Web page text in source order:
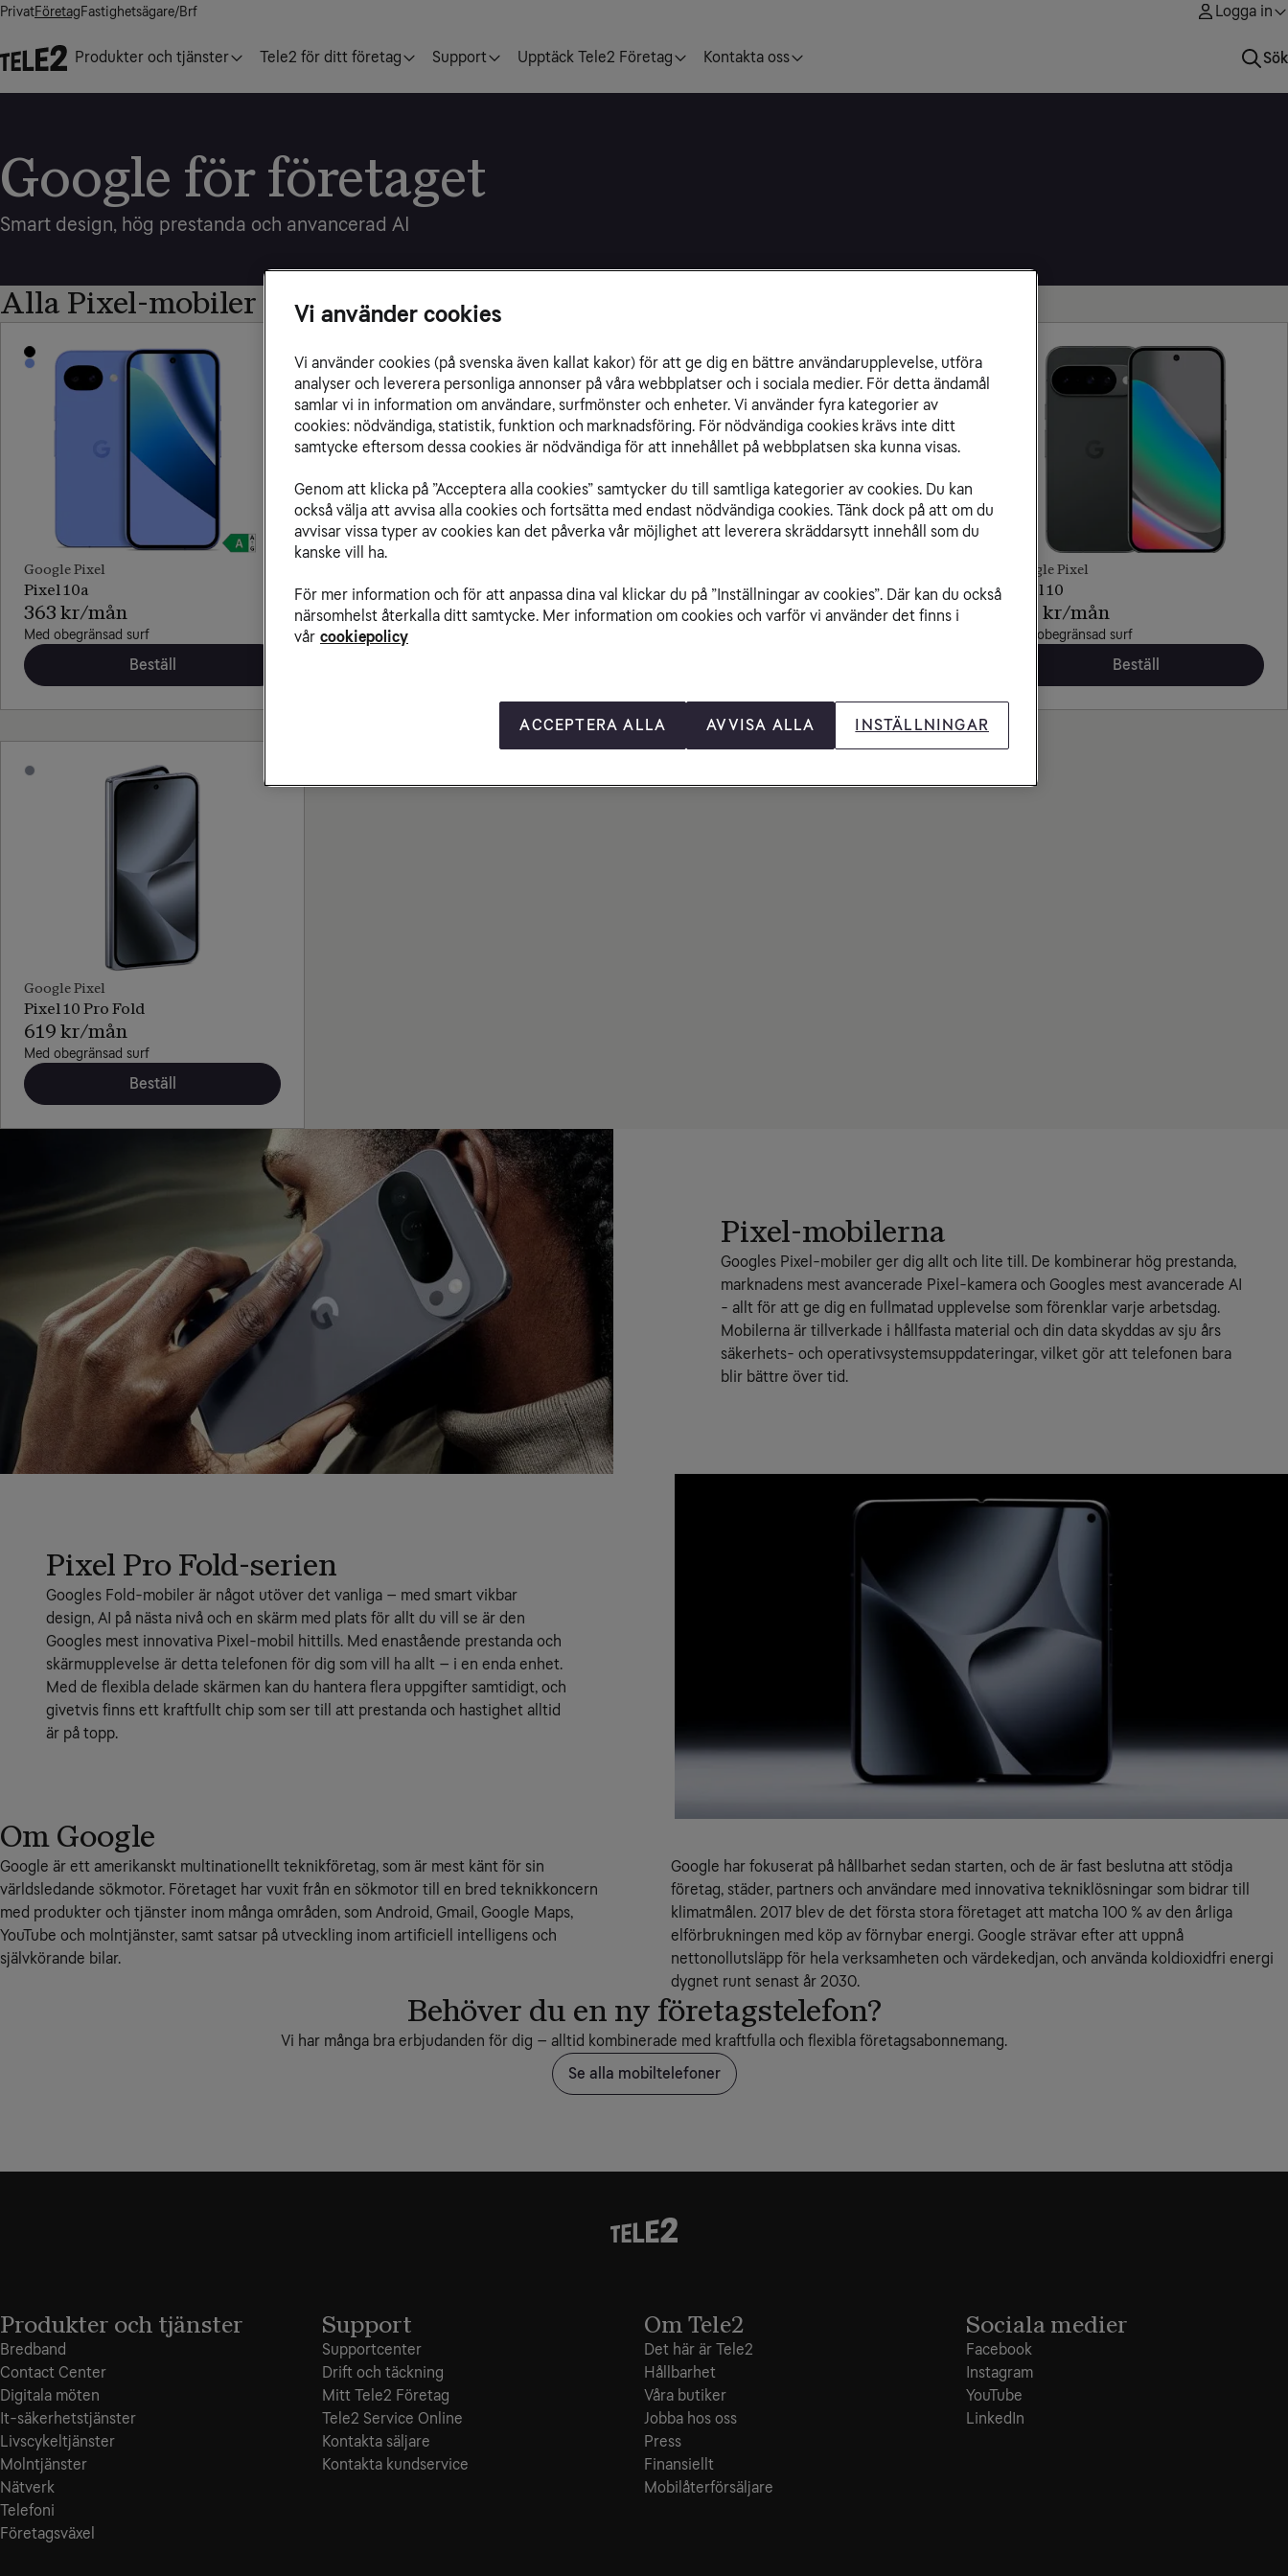
PrivatFöretagFastighetsägare/Brf Logga in
Produkter och tjänster Tele2 för ditt företag Support Upptäck Tele2 Företag Kontakta oss Sök
Google för företaget
Smart design, hög prestanda och anvancerad AI
Alla Pixel-mobiler
Google Pixel
Pixel 10a
363 kr/mån
Med obegränsad surf
Beställ
Pixel 10 Pro
419 kr/mån
Med obegränsad surf
Pixel 10 Pro XL
475 kr/mån
Google Pixel
Pixel 10
379 kr/mån
Med obegränsad surf
Beställ
Google Pixel
Pixel 10 Pro Fold
619 kr/mån
Med obegränsad surf
Beställ
Pixel-mobilerna
Googles Pixel-mobiler ger dig allt och lite till. De kombinerar hög prestanda,
marknadens mest avancerade Pixel-kamera och Googles mest avancerade AI
- allt för att ge dig en fullmatad upplevelse som förenklar varje arbetsdag.
Mobilerna är tillverkade i hållfasta material och din data skyddas av sju års
säkerhets- och operativsystemsuppdateringar, vilket gör att telefonen bara
blir bättre över tid.
Pixel Pro Fold-serien
Googles Fold-mobiler är något utöver det vanliga – med smart vikbar
design, AI på nästa nivå och en skärm med plats för allt du vill se är den
Googles mest innovativa Pixel-mobil hittills. Med enastående prestanda och
skärmupplevelse är detta telefonen för dig som vill ha allt – i en enda enhet.
Med de flexibla delade skärmen kan du hantera flera uppgifter samtidigt, och
givetvis finns ett kraftfullt chip som ser till att prestanda och hastighet alltid
är på topp.
Om Google
Google är ett amerikanskt multinationellt teknikföretag, som är mest känt för sin
världsledande sökmotor. Företaget har vuxit från en sökmotor till en bred teknikkoncern
med produkter och tjänster inom många områden, som Android, Gmail, Google Maps,
YouTube och molntjänster, samt satsar på utveckling inom artificiell intelligens och
självkörande bilar.
Google har fokuserat på hållbarhet sedan starten, och de är fast beslutna att stödja
företag, städer, partners och användare med innovativa tekniklösningar som bidrar till
klimatmålen. 2017 blev de det första stora företaget att matcha 100 % av den årliga
elförbrukningen med köp av förnybar energi. Google strävar efter att uppnå
nettonollutsläpp för hela verksamheten och värdekedjan, och använda koldioxidfri energi
dygnet runt senast år 2030.
Behöver du en ny företagstelefon?
Vi har många bra erbjudanden för dig – alltid kombinerade med kraftfulla och flexibla företagsabonnemang.
Se alla mobiltelefoner
Produkter och tjänster
Bredband
Contact Center
Digitala möten
It-säkerhetstjänster
Livscykeltjänster
Molntjänster
Nätverk
Telefoni
Företagsväxel
Support
Supportcenter
Drift och täckning
Mitt Tele2 Företag
Tele2 Service Online
Kontakta säljare
Kontakta kundservice
Om Tele2
Det här är Tele2
Hållbarhet
Våra butiker
Jobba hos oss
Press
Finansiellt
Mobilåterförsäljare
Sociala medier
Facebook
Instagram
YouTube
LinkedIn
Vi använder cookies
Vi använder cookies (på svenska även kallat kakor) för att ge dig en bättre användarupplevelse, utföra
analyser och leverera personliga annonser på våra webbplatser och i sociala medier. För detta ändamål
samlar vi in information om användare, surfmönster och enheter. Vi använder fyra kategorier av
cookies: nödvändiga, statistik, funktion och marknadsföring. För nödvändiga cookies krävs inte ditt
samtycke eftersom dessa cookies är nödvändiga för att innehållet på webbplatsen ska kunna visas.
Genom att klicka på ”Acceptera alla cookies” samtycker du till samtliga kategorier av cookies. Du kan
också välja att avvisa alla cookies och fortsätta med endast nödvändiga cookies. Tänk dock på att om du
avvisar vissa typer av cookies kan det påverka vår möjlighet att leverera skräddarsytt innehåll som du
kanske vill ha.
För mer information och för att anpassa dina val klickar du på ”Inställningar av cookies”. Där kan du också
närsomhelst återkalla ditt samtycke. Mer information om cookies och varför vi använder det finns i
vår cookiepolicy
ACCEPTERA ALLA AVVISA ALLA INSTÄLLNINGAR